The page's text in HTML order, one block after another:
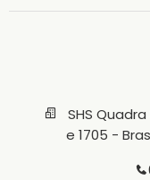
SHS Quadra
e 1705 -